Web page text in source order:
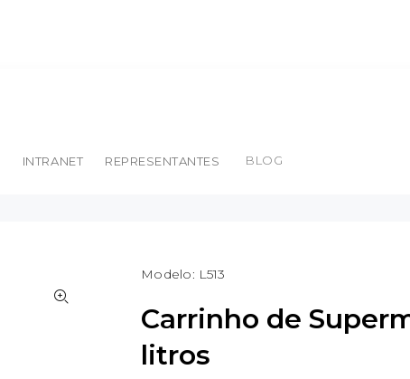
INTRANET REPRESENTANTES BLOG
Modelo: L513
Carrinho de
litros